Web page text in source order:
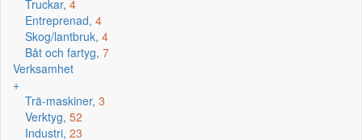
Truckar, 4
Entreprenad, 4
Skog/lantbruk, 4
Båt och fartyg, 7
Verksamhet
+
Trä-maskiner, 3
Verktyg, 52
Industri, 23